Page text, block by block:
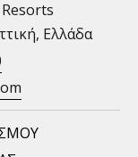
Ελλάδα